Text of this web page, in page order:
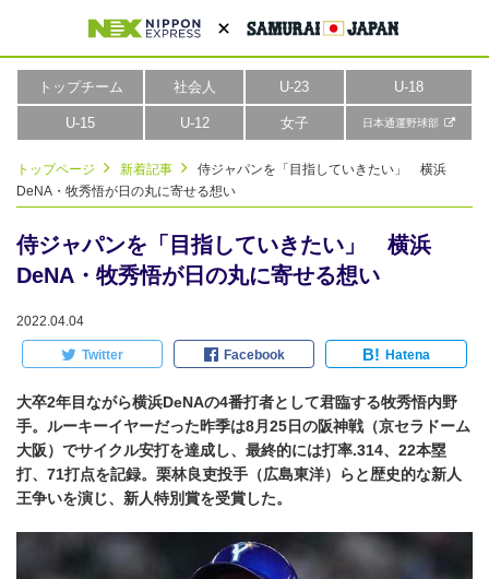
トップチーム 社会人 U-23 U-18
U-15 U-12 女子 日本通運野球部
トップページ 新着記事
侍ジャパンを「目指していきたい」 横浜
DeNA・牧秀悟が日の丸に寄せる想い
侍ジャパンを「目指していきたい」 横浜
DeNA・牧秀悟が日の丸に寄せる想い
2022.04.04
Twitter Facebook B! Hatena
大卒2年目ながら横浜DeNAの4番打者として君臨する牧秀悟内野
手。ルーキーイヤーだった昨季は8月25日の阪神戦（京セラドーム
大阪）でサイクル安打を達成し、最終的には打率.314、22本塁
打、71打点を記録。栗林良吏投手（広島東洋）らと歴史的な新人
王争いを演じ、新人特別賞を受賞した。